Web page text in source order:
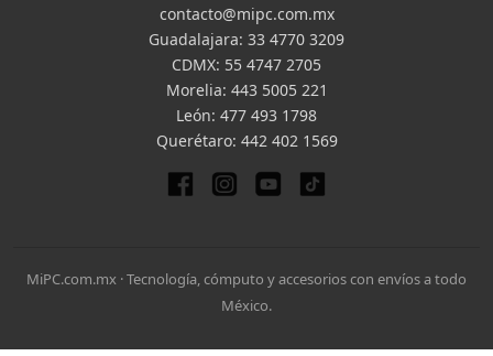
contacto@mipc.com.mx
Guadalajara: 33 4770 3209
CDMX: 55 4747 2705
Morelia: 443 5005 221
León: 477 493 1798
Querétaro: 442 402 1569
MiPC.com.mx · Tecnología, cómputo y accesorios con envíos a todo
México.